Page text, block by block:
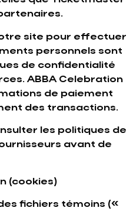
site pour effectuer
personnels sont
de confidentialité
ABBA Celebration
de paiement
des transactions.
les politiques de
avant de
(cookies)
fichiers témoins («